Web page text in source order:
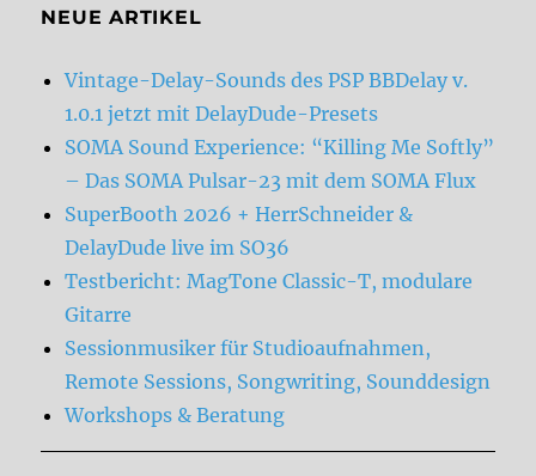
NEUE ARTIKEL
Vintage-Delay-Sounds des PSP BBDelay v.
1.0.1 jetzt mit DelayDude-Presets
SOMA Sound Experience: “Killing Me Softly”
– Das SOMA Pulsar-23 mit dem SOMA Flux
SuperBooth 2026 + HerrSchneider &
DelayDude live im SO36
Testbericht: MagTone Classic-T, modulare
Gitarre
Sessionmusiker für Studioaufnahmen,
Remote Sessions, Songwriting, Sounddesign
Workshops & Beratung